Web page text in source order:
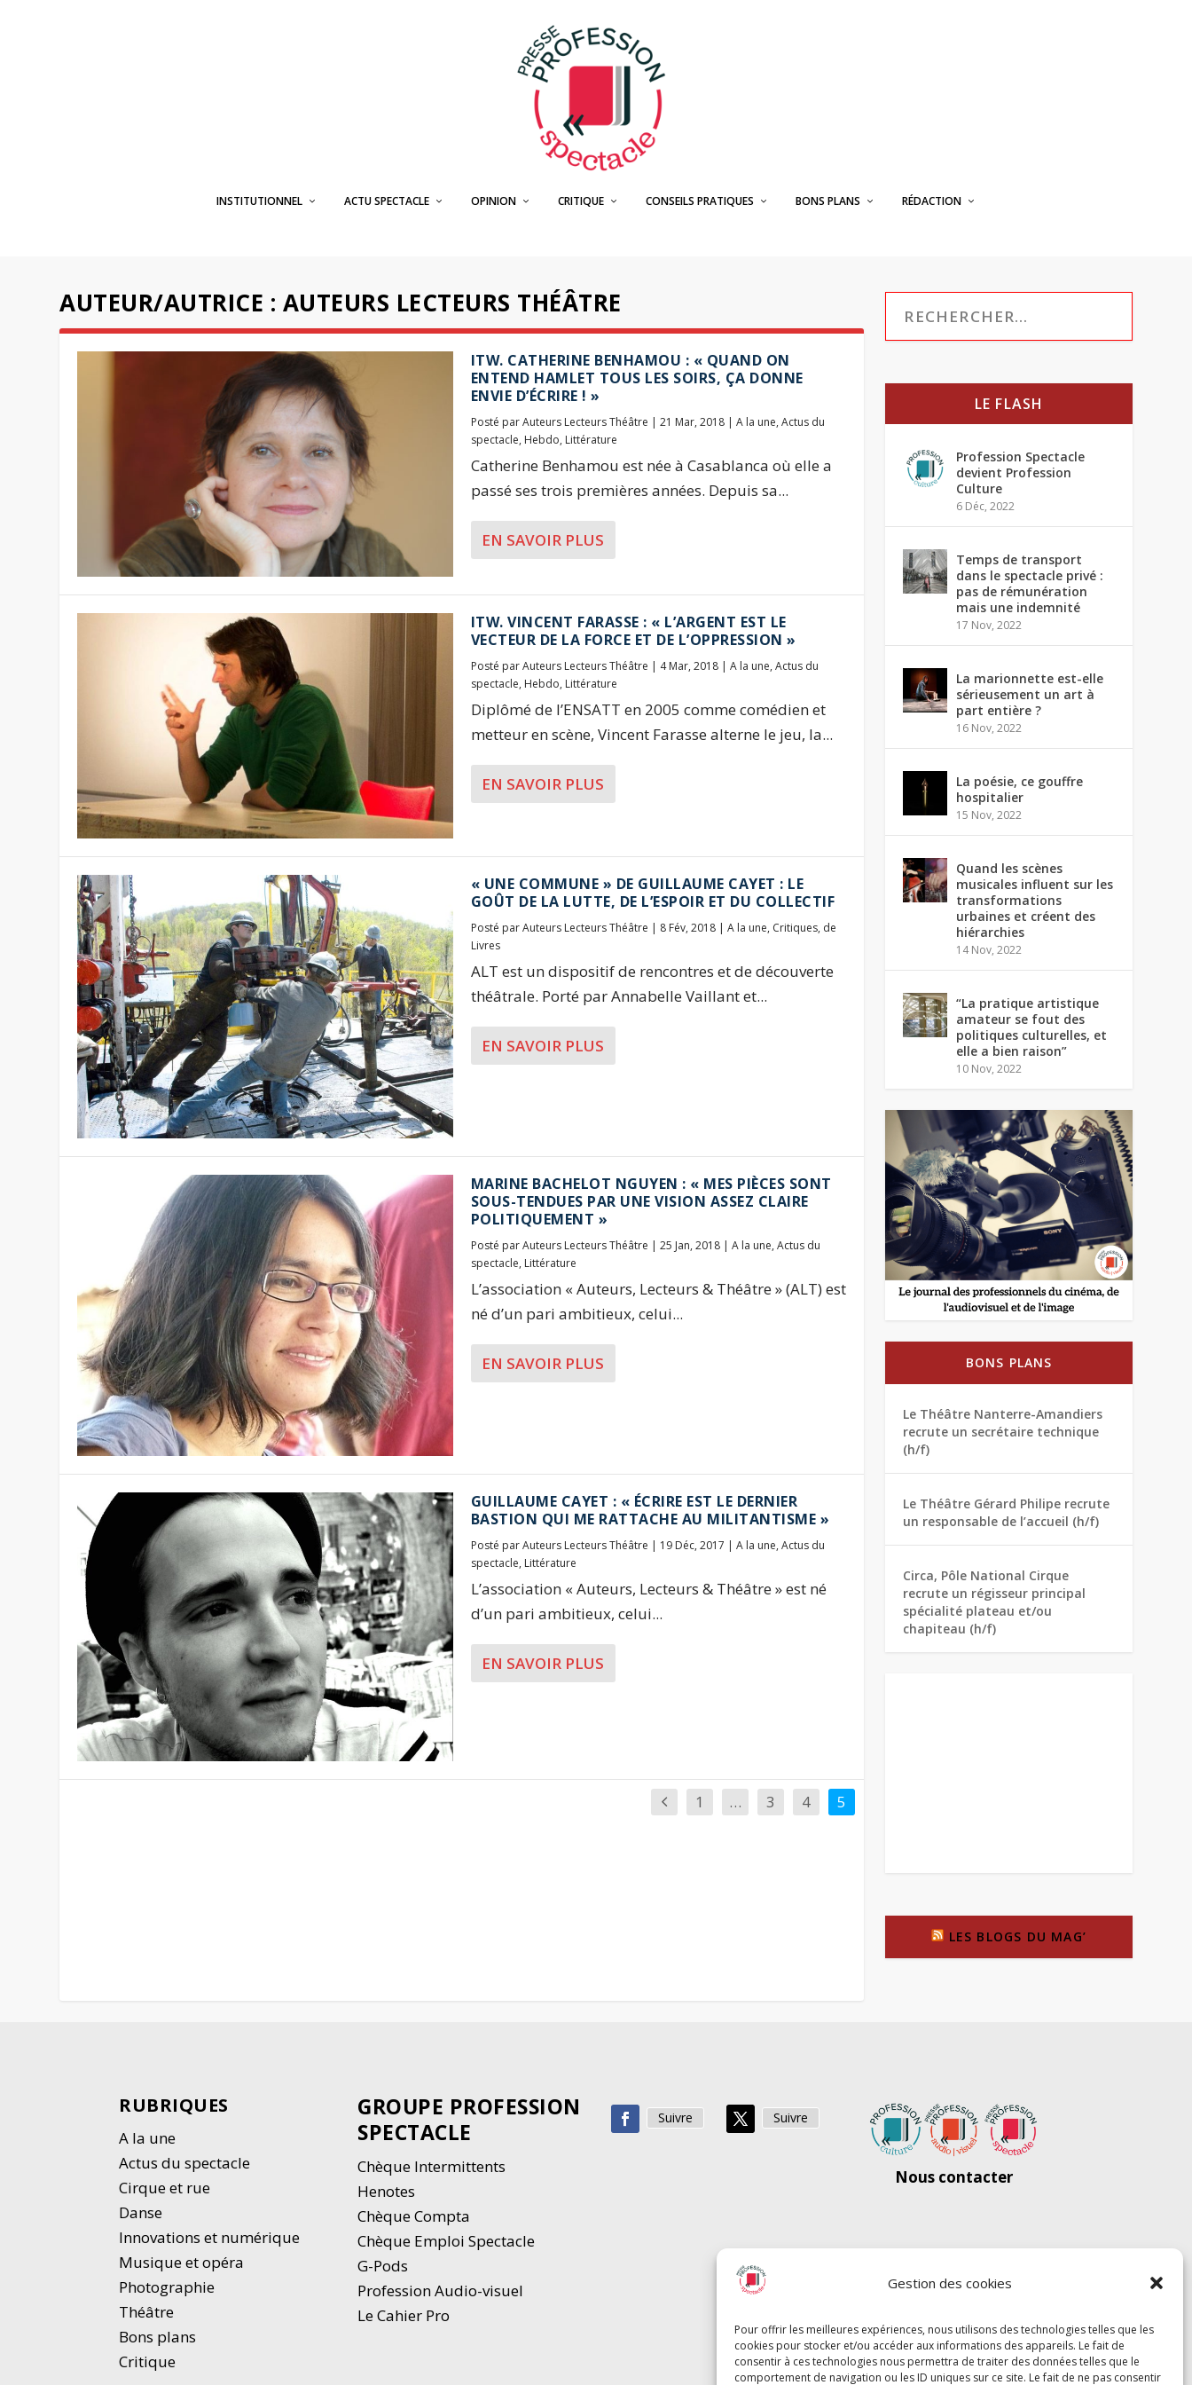
Gestion des cookies
Pour offrir les meilleures expériences, nous utilisons des technologies telles que les
cookies pour stocker et/ou accéder aux informations des appareils. Le fait de
consentir à ces technologies nous permettra de traiter des données telles que le
comportement de navigation ou les ID uniques sur ce site. Le fait de ne pas consentir
INSTITUTIONNEL ACTU SPECTACLE OPINION CRITIQUE CONSEILS PRATIQUES BONS PLANS RÉDACTION
AUTEUR/AUTRICE : AUTEURS LECTEURS THÉÂTRE
ITW. CATHERINE BENHAMOU : « QUAND ON
ENTEND HAMLET TOUS LES SOIRS, ÇA DONNE
ENVIE D’ÉCRIRE ! »
Posté parAuteurs Lecteurs Théâtre | 21 Mar, 2018| A la une, Actus du
spectacle, Hebdo, Littérature
Catherine Benhamou est née à Casablanca où elle a
passé ses trois premières années. Depuis sa...
EN SAVOIR PLUS
ITW. VINCENT FARASSE : « L’ARGENT EST LE
VECTEUR DE LA FORCE ET DE L’OPPRESSION »
Posté parAuteurs Lecteurs Théâtre | 4 Mar, 2018| A la une, Actus du
spectacle, Hebdo, Littérature
Diplômé de l’ENSATT en 2005 comme comédien et
metteur en scène, Vincent Farasse alterne le jeu, la...
EN SAVOIR PLUS
« UNE COMMUNE » DE GUILLAUME CAYET : LE
GOÛT DE LA LUTTE, DE L’ESPOIR ET DU COLLECTIF
Posté parAuteurs Lecteurs Théâtre | 8 Fév, 2018| A la une, Critiques, de
Livres
ALT est un dispositif de rencontres et de découverte
théâtrale. Porté par Annabelle Vaillant et...
EN SAVOIR PLUS
MARINE BACHELOT NGUYEN : « MES PIÈCES SONT
SOUS-TENDUES PAR UNE VISION ASSEZ CLAIRE
POLITIQUEMENT »
Posté parAuteurs Lecteurs Théâtre | 25 Jan, 2018| A la une, Actus du
spectacle, Littérature
L’association « Auteurs, Lecteurs & Théâtre » (ALT) est
né d’un pari ambitieux, celui...
EN SAVOIR PLUS
GUILLAUME CAYET : « ÉCRIRE EST LE DERNIER
BASTION QUI ME RATTACHE AU MILITANTISME »
Posté parAuteurs Lecteurs Théâtre | 19 Déc, 2017 | A la une, Actus du
spectacle, Littérature
L’association « Auteurs, Lecteurs & Théâtre » est né
d’un pari ambitieux, celui...
EN SAVOIR PLUS
1 … 3 4 5
LE FLASH
Profession Spectacle
devient Profession
Culture
6 Déc, 2022
Temps de transport
dans le spectacle privé :
pas de rémunération
mais une indemnité
17 Nov, 2022
La marionnette est-elle
sérieusement un art à
part entière ?
16 Nov, 2022
La poésie, ce gouffre
hospitalier
15 Nov, 2022
Quand les scènes
musicales influent sur les
transformations
urbaines et créent des
hiérarchies
14 Nov, 2022
“La pratique artistique
amateur se fout des
politiques culturelles, et
elle a bien raison”
10 Nov, 2022
BONS PLANS
Le Théâtre Nanterre-Amandiers
recrute un secrétaire technique
(h/f)
Le Théâtre Gérard Philipe recrute
un responsable de l’accueil (h/f)
Circa, Pôle National Cirque
recrute un régisseur principal
spécialité plateau et/ou
chapiteau (h/f)
LES BLOGS DU MAG’
RUBRIQUES
A la une
Actus du spectacle
Cirque et rue
Danse
Innovations et numérique
Musique et opéra
Photographie
Théâtre
Bons plans
Critique
GROUPE PROFESSION
SPECTACLE
Chèque Intermittents
Henotes
Chèque Compta
Chèque Emploi Spectacle
G-Pods
Profession Audio-visuel
Le Cahier Pro
Suivre Suivre
Nous contacter